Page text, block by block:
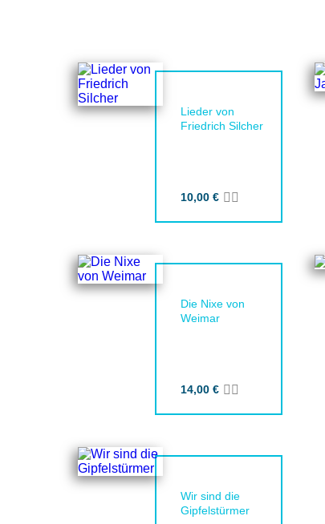
Lieder von
Friedrich Silcher
10,00 € Zur Merkliste
Die Nixe von
Weimar
14,00 € Zur Merkliste
Wir sind die
Gipfelstürmer